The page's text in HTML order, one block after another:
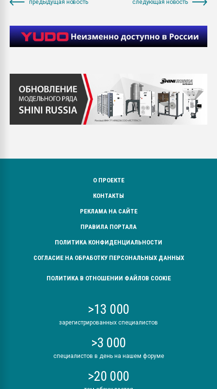
предыдущая новость следующая новость
О ПРОЕКТЕ
КОНТАКТЫ
РЕКЛАМА НА САЙТЕ
ПРАВИЛА ПОРТАЛА
ПОЛИТИКА КОНФИДЕНЦИАЛЬНОСТИ
СОГЛАСИЕ НА ОБРАБОТКУ ПЕРСОНАЛЬНЫХ ДАННЫХ
ПОЛИТИКА В ОТНОШЕНИИ ФАЙЛОВ COOKIE
>13 000
зарегистрированных специалистов
>3 000
специалистов в день на нашем форуме
>20 000